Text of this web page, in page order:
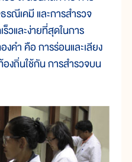
ณีเคมี และการสำรวจ
และง่ายที่สุดในการ
คำ คือ การร่อนและเลียง
องถิ่นใช้กัน การสำรวจบน